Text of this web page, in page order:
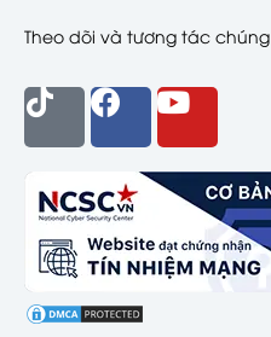
Theo dõi và tương tác